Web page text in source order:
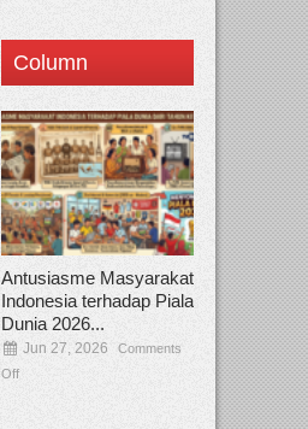
Column
Antusiasme Masyarakat
Indonesia terhadap Piala
Dunia 2026...
Jun 27, 2026
Comments
Off